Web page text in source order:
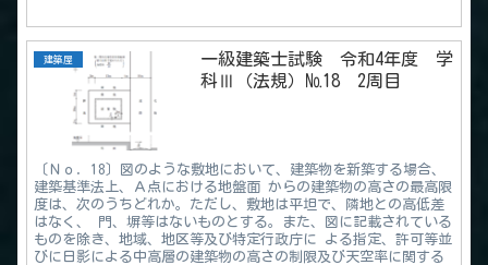
建築屋
一級建築士試験 令和4年度 学
科Ⅲ（法規）№18 2周目
〔Ｎｏ．18〕図のような敷地において、建築物を新築する場合、
建築基準法上、Ａ点における地盤面 からの建築物の高さの最高限
度は、次のうちどれか。ただし、敷地は平坦で、隣地との高低差
はなく、 門、塀等はないものとする。また、図に記載されている
ものを除き、地域、地区等及び特定行政庁に よる指定、許可等並
びに日影による中高層の建築物の高さの制限及び天空率に関する